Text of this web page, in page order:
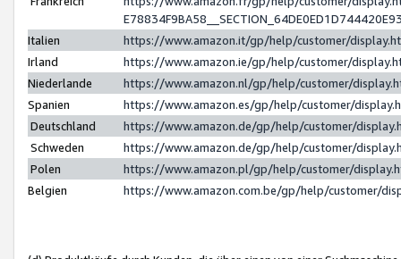
Italien
https://www.amazon.it/gp/help/customer/
Irland
https://www.amazon.ie/gp/help/customer/
Niederlande
https://www.amazon.nl/gp/help/customer/
Spanien
https://www.amazon.es/gp/help/customer/
Deutschland
https://www.amazon.de/gp/help/customer/
Schweden
https://www.amazon.de/gp/help/customer/
Polen
https://www.amazon.pl/gp/help/customer/
Belgien
https://www.amazon.com.be/gp/help/customer/